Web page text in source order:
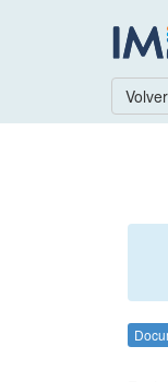
Volver